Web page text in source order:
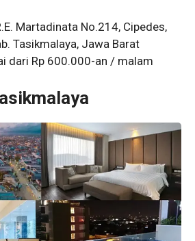
Martadinata No.214, Cipedes,
Tasikmalaya, Jawa Barat
dari Rp 600.000-an / malam